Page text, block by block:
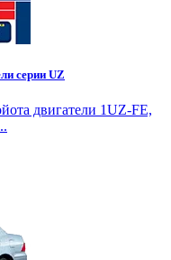
серии UZ
двигатели 1UZ-FE,